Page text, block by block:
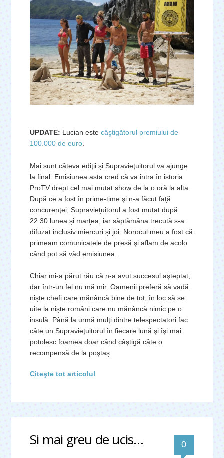
UPDATE: Lucian este câştigătorul premiului de
100.000 de euro.
Mai sunt câteva ediţii şi Supravieţuitorul va ajunge
la final. Emisiunea asta cred că va intra în istoria
ProTV drept cel mai mutat show de la o oră la alta.
După ce a fost în prime-time şi n-a făcut faţă
concurenţei, Supravieţuitorul a fost mutat după
22:30 lunea şi marţea, iar săptămâna trecută s-a
difuzat inclusiv miercuri şi joi. Norocul meu a fost că
primeam comunicatele de presă şi aflam de acolo
când pot să văd emisiunea.
Chiar mi-a părut rău că n-a avut succesul aşteptat,
dar într-un fel nu mă mir. Oamenii preferă să vadă
nişte chefi care mănâncă bine de tot, în loc să se
uite la nişte români care nu mănâncă nimic pe o
insulă. Până la urmă mulţi dintre telespectatori fac
câte un Supravieţuitorul în fiecare lună şi îşi mai
potolesc foamea doar când câştigă câte o
recompensă de la poştaş.
Citeşte tot articolul
Si mai greu de ucis… 0